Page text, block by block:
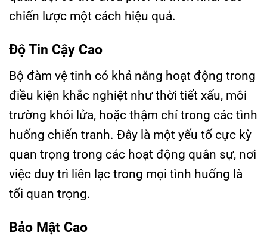
chiến lược một cách hiệu quả.
Độ Tin Cậy Cao
Bộ đàm vệ tinh có khả năng hoạt động trong
điều kiện khắc nghiệt như thời tiết xấu, môi
trường khói lửa, hoặc thậm chí trong các tình
huống chiến tranh. Đây là một yếu tố cực kỳ
quan trọng trong các hoạt động quân sự, nơi
việc duy trì liên lạc trong mọi tình huống là
tối quan trọng.
Bảo Mật Cao